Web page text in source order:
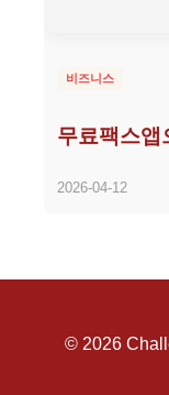
비즈니스
무료팩스앱
2026-04-12
© 2026